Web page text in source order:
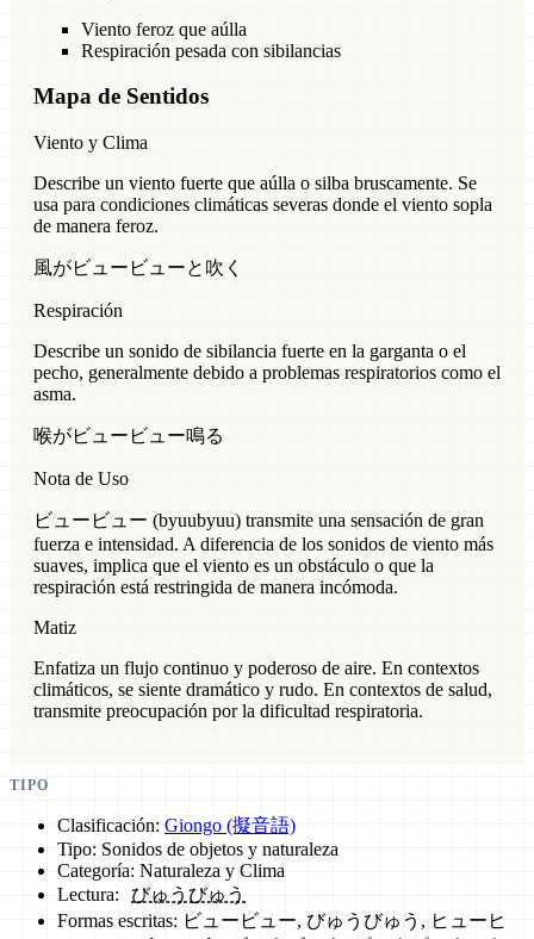
Viento feroz que aúlla
Respiración pesada con sibilancias
Mapa de Sentidos
Viento y Clima
Describe un viento fuerte que aúlla o silba bruscamente. Se
usa para condiciones climáticas severas donde el viento sopla
de manera feroz.
風がビュービューと吹く
Respiración
Describe un sonido de sibilancia fuerte en la garganta o el
pecho, generalmente debido a problemas respiratorios como el
asma.
喉がビュービュー鳴る
Nota de Uso
ビュービュー (byuubyuu) transmite una sensación de gran
fuerza e intensidad. A diferencia de los sonidos de viento más
suaves, implica que el viento es un obstáculo o que la
respiración está restringida de manera incómoda.
Matiz
Enfatiza un flujo continuo y poderoso de aire. En contextos
climáticos, se siente dramático y rudo. En contextos de salud,
transmite preocupación por la dificultad respiratoria.
TIPO
Clasificación: Giongo (擬音語)
Tipo: Sonidos de objetos y naturaleza
Categoría: Naturaleza y Clima
Lectura:
びゅうびゅう
Formas escritas: ビュービュー, びゅうびゅう, ヒューヒ